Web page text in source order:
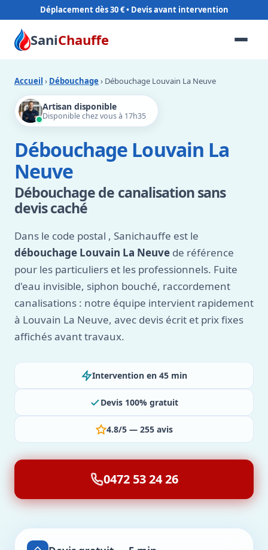
Déplacement dès 30 €
SaniChauffe
Accueil › Débouchage › Débouchage Louvain La Neuve
Artisan disponible
Disponible chez vous à 17h35
Débouchage Louvain La
Neuve
Débouchage de canalisation sans
devis caché
Dans le code postal , Sanichauffe est le
débouchage Louvain La Neuve de référence
pour les particuliers et les professionnels. Fuite
d'eau invisible, siphon bouché, raccordement
canalisations : notre équipe intervient rapidement
à Louvain La Neuve, avec devis écrit et prix fixes
affichés avant travaux.
Intervention en 45 min
Devis 100% gratuit
4.8/5 — 255 avis
0472 53 24 26